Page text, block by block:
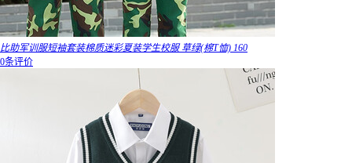
比助军训服短袖套装棉质迷彩夏装学生校服 草绿(棉T恤) 160
0条评价